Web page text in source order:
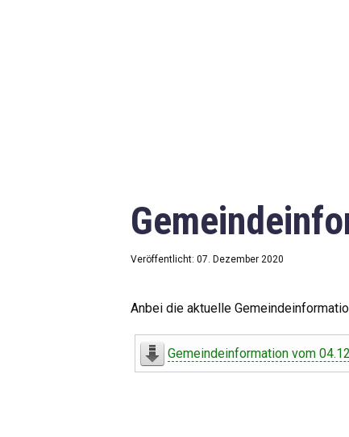
Veröffentlicht: 07. Dezember 2020
Anbei die aktuelle
Gemeindeinformation vom